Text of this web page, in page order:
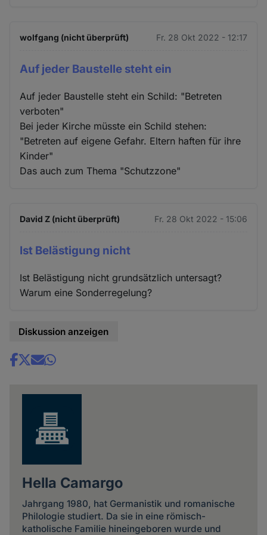
wolfgang (nicht überprüft) Fr. 28 Okt 2022 - 12:17
Auf jeder Baustelle steht ein
Auf jeder Baustelle steht ein Schild: "Betreten
verboten"
Bei jeder Kirche müsste ein Schild stehen:
"Betreten auf eigene Gefahr. Eltern haften für ihre
Kinder"
Das auch zum Thema "Schutzzone"
David Z (nicht überprüft) Fr. 28 Okt 2022 - 15:06
Ist Belästigung nicht
Ist Belästigung nicht grundsätzlich untersagt?
Warum eine Sonderregelung?
Diskussion anzeigen
Share
Hella Camargo
Jahrgang 1980, hat Germanistik und romanische
Philologie studiert. Da sie in eine römisch-
katholische Familie hineingeboren wurde und